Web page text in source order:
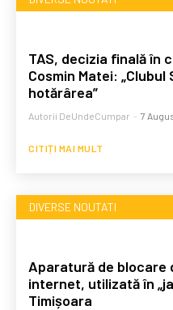
TAS, decizia finală în
Cosmin Matei: „Clubul
hotărârea”
Autorii DeUndeCumpar - 7
CITIȚI MAI MULT
DIVERSE NOUTATI
Aparatură de blocare
internet, utilizată în
Timișoara